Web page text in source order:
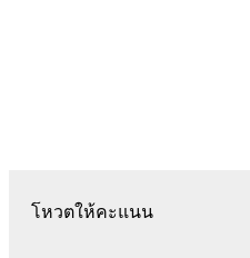
โหวตให้คะแนน